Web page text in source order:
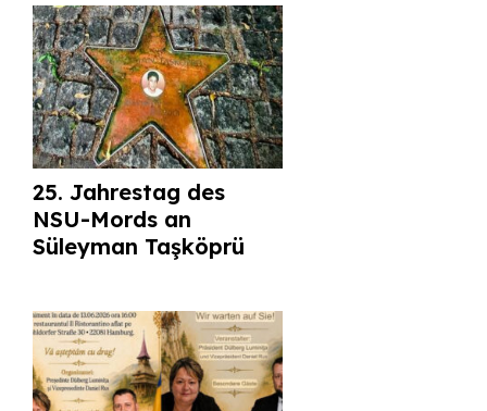
25. Jahrestag des
NSU-Mords an
Süleyman Taşköprü